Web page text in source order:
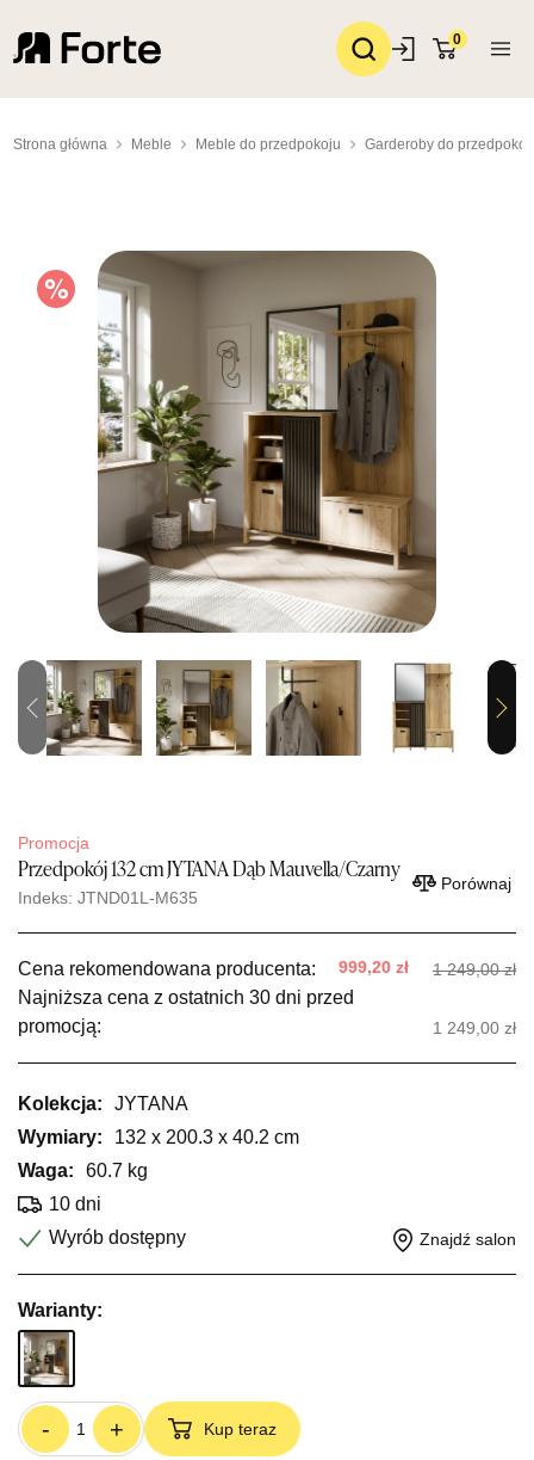
0
Strona główna Meble Meble do przedpokoju Garderoby do
Previous Next
Promocja
Przedpokój 132 cm JYTANA Dąb Mauvella/Czarny
Indeks: JTND01L-M635
Porównaj
Cena rekomendowana producenta: 999,20 zł 1 249,00 zł
Najniższa cena z ostatnich 30 dni przed
promocją:
1 249,00 zł
Kolekcja:
JYTANA
Wymiary:
132 x 200.3 x 40.2 cm
Waga:
60.7 kg
10 dni
Wyrób dostępny
Znajdź salon
Warianty:
- + Kup teraz